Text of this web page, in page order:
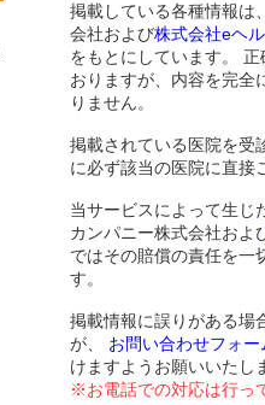
掲載している各種情報は
会社および株式会社eヘ
をもとにしています。
おりますが、内容を完全
りません。
掲載されている医院を受
に必ず該当の医院に直接
当サービスによって生じ
カンパニー株式会社およ
ではその賠償の責任を一
す。
掲載情報に誤りがある場
が、
お問い合わせフォー
けますようお願いいたし
※お電話での対応は行っ